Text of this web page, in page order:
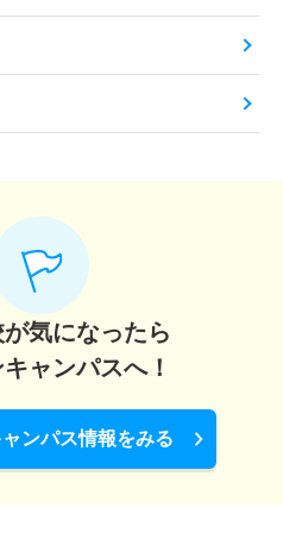
気になったら
ャンパスへ！
ンパス情報をみる